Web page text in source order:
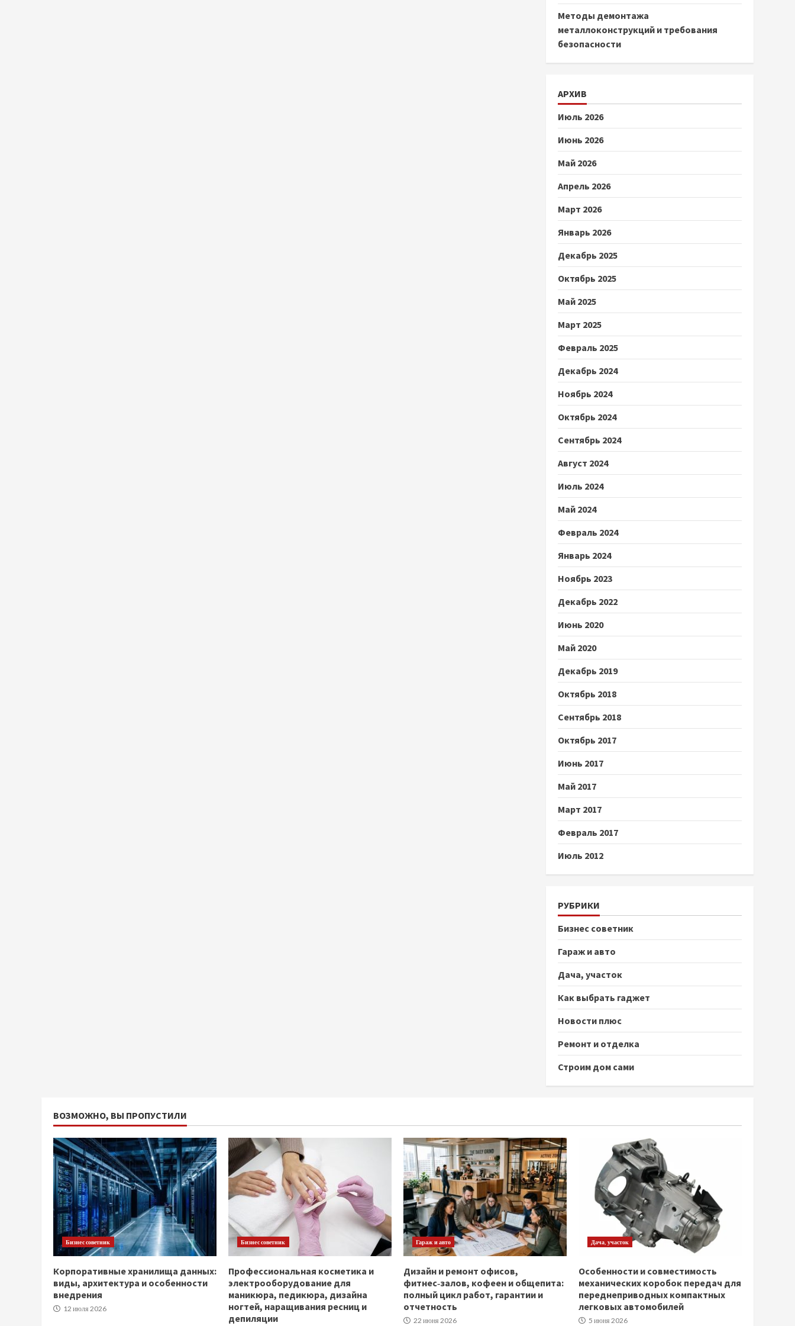
Методы демонтажа
металлоконструкций и требования
безопасности
АРХИВ
Июль 2026
Июнь 2026
Май 2026
Апрель 2026
Март 2026
Январь 2026
Декабрь 2025
Октябрь 2025
Май 2025
Март 2025
Февраль 2025
Декабрь 2024
Ноябрь 2024
Октябрь 2024
Сентябрь 2024
Август 2024
Июль 2024
Май 2024
Февраль 2024
Январь 2024
Ноябрь 2023
Декабрь 2022
Июнь 2020
Май 2020
Декабрь 2019
Октябрь 2018
Сентябрь 2018
Октябрь 2017
Июнь 2017
Май 2017
Март 2017
Февраль 2017
Июль 2012
РУБРИКИ
Бизнес советник
Гараж и авто
Дача, участок
Как выбрать гаджет
Новости плюс
Ремонт и отделка
Строим дом сами
ВОЗМОЖНО, ВЫ ПРОПУСТИЛИ
Бизнес советник
Корпоративные хранилища данных:
виды, архитектура и особенности
внедрения
12 июля 2026
Бизнес советник
Профессиональная косметика и
электрооборудование для
маникюра, педикюра, дизайна
ногтей, наращивания ресниц и
депиляции
Гараж и авто
Дизайн и ремонт офисов,
фитнес‑залов, кофеен и общепита:
полный цикл работ, гарантии и
отчетность
22 июня 2026
Дача, участок
Особенности и совместимость
механических коробок передач для
переднеприводных компактных
легковых автомобилей
5 июня 2026